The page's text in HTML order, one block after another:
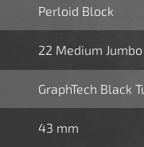
Perloid Block
22 Medium Jumbo
GraphTech Black
43 mm